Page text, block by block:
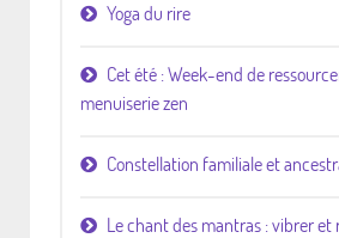
Yoga du rire
Cet été : Week-end de
menuiserie zen
Constellation familiale et
Le chant des mantras : vibrer et